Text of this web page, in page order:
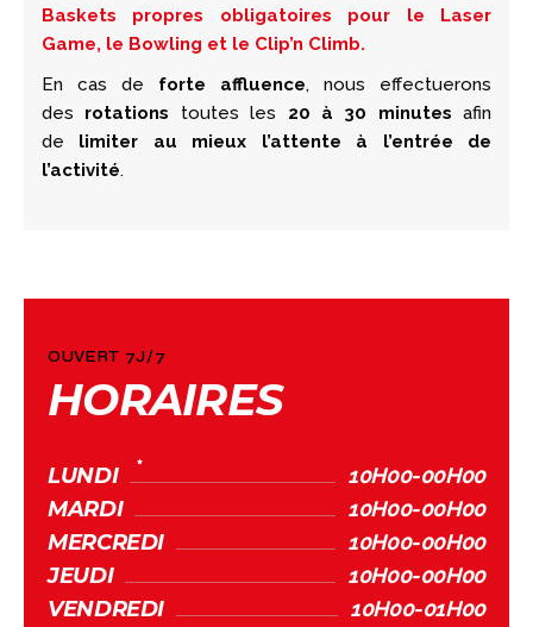
Baskets propres obligatoires pour le Laser
Game, le Bowling et le Clip’n Climb.
En cas de forte affluence, nous effectuerons
des rotations toutes les 20 à 30 minutes afin
de limiter au mieux l’attente à l’entrée de
l’activité.
OUVERT 7J/7
HORAIRES
LUNDI 10H00-00H00
MARDI 10H00-00H00
MERCREDI 10H00-00H00
JEUDI 10H00-00H00
VENDREDI 10H00-01H00